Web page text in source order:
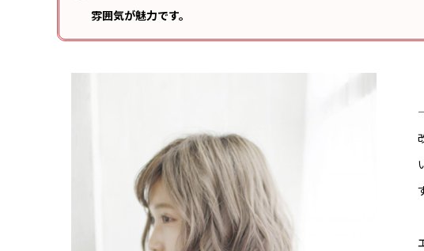
雰囲気が魅力です。